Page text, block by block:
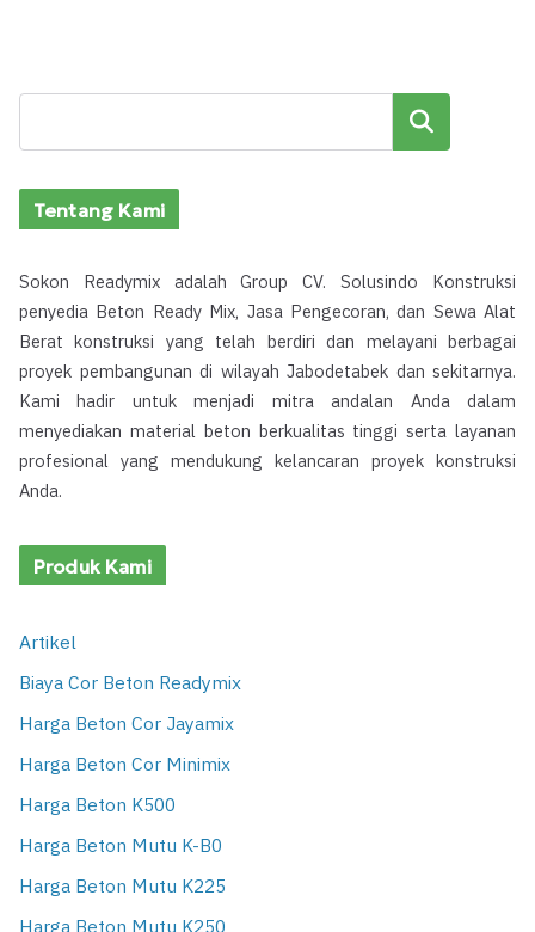
Cari
Tentang Kami
Sokon Readymix adalah Group CV. Solusindo Konstruksi
penyedia Beton Ready Mix, Jasa Pengecoran, dan Sewa Alat
Berat konstruksi yang telah berdiri dan melayani berbagai
proyek pembangunan di wilayah Jabodetabek dan sekitarnya.
Kami hadir untuk menjadi mitra andalan Anda dalam
menyediakan material beton berkualitas tinggi serta layanan
profesional yang mendukung kelancaran proyek konstruksi
Anda.
Produk Kami
Artikel
Biaya Cor Beton Readymix
Harga Beton Cor Jayamix
Harga Beton Cor Minimix
Harga Beton K500
Harga Beton Mutu K-B0
Harga Beton Mutu K225